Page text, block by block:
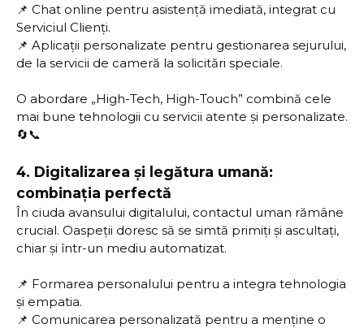
📌 Chat online pentru asistență imediată, integrat cu
Serviciul Clienți.
📌 Aplicații personalizate pentru gestionarea sejurului,
de la servicii de cameră la solicitări speciale.
O abordare „High-Tech, High-Touch” combină cele
mai bune tehnologii cu servicii atente și personalizate.
🔄📞
4. Digitalizarea și legătura umană:
combinația perfectă
În ciuda avansului digitalului, contactul uman rămâne
crucial. Oaspeții doresc să se simtă primiți și ascultați,
chiar și într-un mediu automatizat.
📌 Formarea personalului pentru a integra tehnologia
și empatia.
📌 Comunicarea personalizată pentru a menține o